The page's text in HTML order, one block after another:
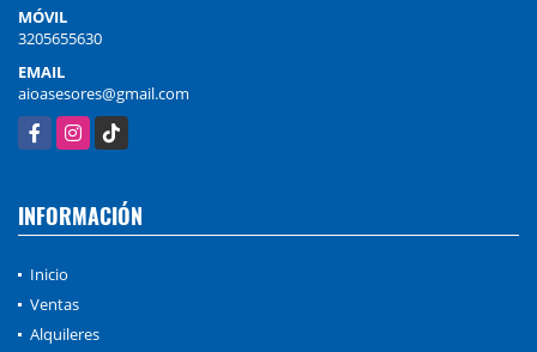
MÓVIL
3205655630
EMAIL
aioasesores@gmail.com
FacebookInstagram
TikTok
INFORMACIÓN
Inicio
Ventas
Alquileres